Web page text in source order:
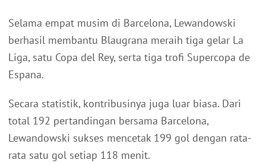
Selama empat musim di Barcelona, Lewandowski
berhasil membantu Blaugrana meraih tiga gelar La
Liga, satu Copa del Rey, serta tiga trofi Supercopa de
Espana.
Secara statistik, kontribusinya juga luar biasa. Dari
total 192 pertandingan bersama Barcelona,
Lewandowski sukses mencetak 199 gol dengan rata-
rata satu gol setiap 118 menit.